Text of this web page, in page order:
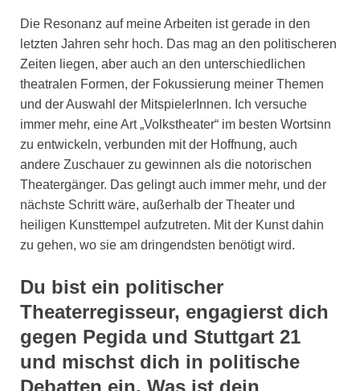
Die Resonanz auf meine Arbeiten ist gerade in den
letzten Jahren sehr hoch. Das mag an den politischeren
Zeiten liegen, aber auch an den unterschiedlichen
theatralen Formen, der Fokussierung meiner Themen
und der Auswahl der MitspielerInnen. Ich versuche
immer mehr, eine Art „Volkstheater“ im besten Wortsinn
zu entwickeln, verbunden mit der Hoffnung, auch
andere Zuschauer zu gewinnen als die notorischen
Theatergänger. Das gelingt auch immer mehr, und der
nächste Schritt wäre, außerhalb der Theater und
heiligen Kunsttempel aufzutreten. Mit der Kunst dahin
zu gehen, wo sie am dringendsten benötigt wird.
Du bist ein politischer
Theaterregisseur, engagierst dich
gegen Pegida und Stuttgart 21
und mischst dich in politische